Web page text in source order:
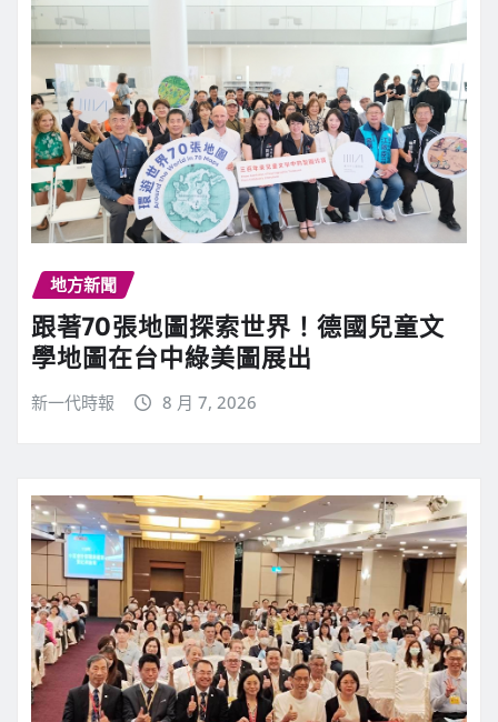
地方新聞
跟著70張地圖探索世界！德國兒童文
學地圖在台中綠美圖展出
新一代時報 8 月 7, 2026